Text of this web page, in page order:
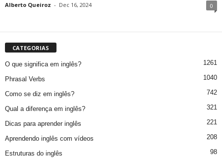
Alberto Queiroz - Dec 16, 2024 0
CATEGORIAS
O que significa em inglês? 1261
Phrasal Verbs 1040
Como se diz em inglês? 742
Qual a diferença em inglês? 321
Dicas para aprender inglês 221
Aprendendo inglês com vídeos 208
Estruturas do inglês 98